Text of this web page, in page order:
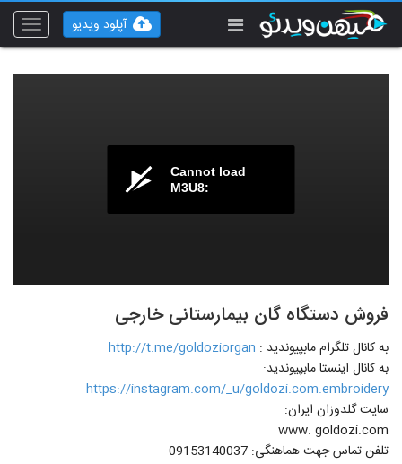
Toggle
آپلود ویدیو
Cannot load
M3U8:
فروش دستگاه گان بیمارستانی خارجی
به کانال تلگرام مابپیوندید : http://t.me/goldoziorgan
به کانال اینستا مابپیوندید:
https://instagram.com/_u/goldozi.com.embroidery
سایت گلدوزان ایران:
www. goldozi.com
تلفن تماس جهت هماهنگی: 09153140037